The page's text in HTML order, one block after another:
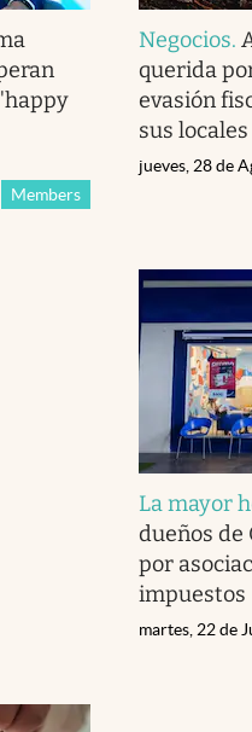
Members
Negocios.
querida
evasión
sus locales
jueves, 28 de
La mayor
dueños de
por
impuestos
martes, 22 de